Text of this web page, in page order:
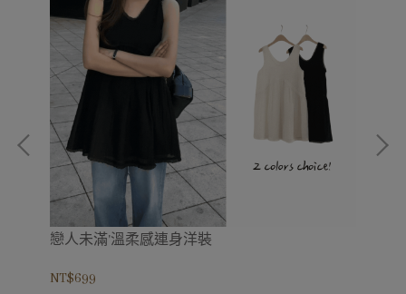
戀人未滿'溫柔感連身洋裝
NT$699